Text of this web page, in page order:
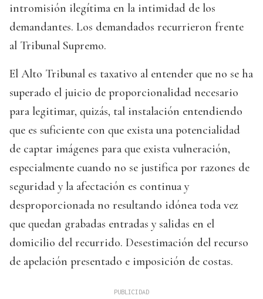
intromisión ilegítima en la intimidad de los
demandantes. Los demandados recurrieron frente
al Tribunal Supremo.
El Alto Tribunal es taxativo al entender que no se ha
superado el juicio de proporcionalidad necesario
para legitimar, quizás, tal instalación entendiendo
que es suficiente con que exista una potencialidad
de captar imágenes para que exista vulneración,
especialmente cuando no se justifica por razones de
seguridad y la afectación es continua y
desproporcionada no resultando idónea toda vez
que quedan grabadas entradas y salidas en el
domicilio del recurrido. Desestimación del recurso
de apelación presentado e imposición de costas.